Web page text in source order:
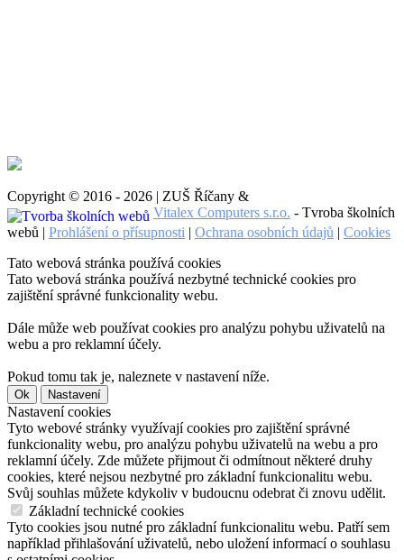
Copyright © 2016 - 2026 | ZUŠ Říčany &
Vitalex Computers s.r.o. - Tvroba školních
webů | Prohlášení o přísupnosti | Ochrana osobních údajů | Cookies
Tato webová stránka používá cookies
Tato webová stránka používá nezbytné technické cookies pro
zajištění správné funkcionality webu.
Dále může web používat cookies pro analýzu pohybu uživatelů na
webu a pro reklamní účely.
Pokud tomu tak je, naleznete v nastavení níže.
Ok Nastavení
Nastavení cookies
Tyto webové stránky využívají cookies pro zajištění správné
funkcionality webu, pro analýzu pohybu uživatelů na webu a pro
reklamní účely. Zde můžete přijmout či odmítnout některé druhy
cookies, které nejsou nezbytné pro základní funkcionalitu webu.
Svůj souhlas můžete kdykoliv v budoucnu odebrat či znovu udělit.
Základní technické cookies
Tyto cookies jsou nutné pro základní funkcionalitu webu. Patří sem
například přihlašování uživatelů, nebo uložení informací o souhlasu